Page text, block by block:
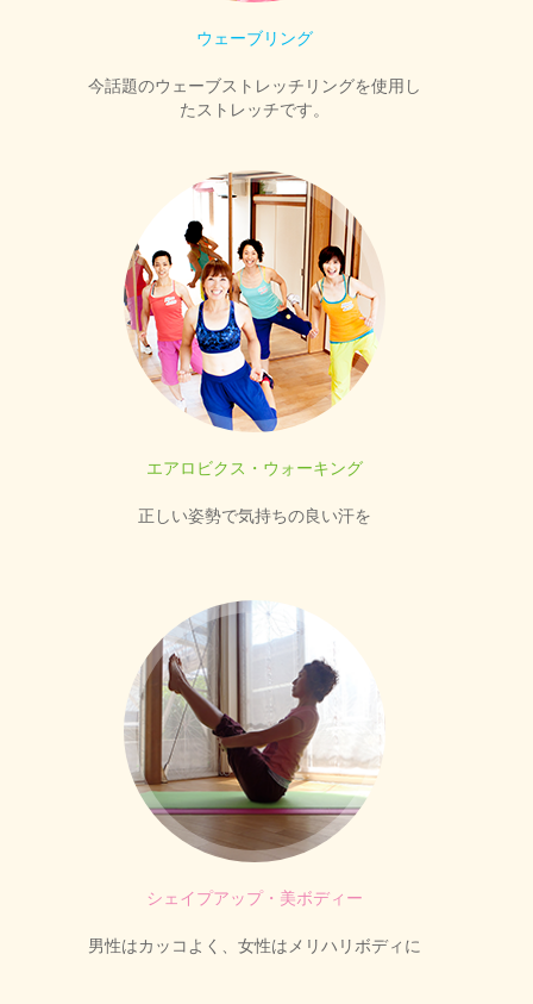
ウェーブリング
今話題のウェーブストレッチリングを使用し
たストレッチです。
エアロビクス・ウォーキング
正しい姿勢で気持ちの良い汗を
シェイプアップ・美ボディー
男性はカッコよく、女性はメリハリボディに